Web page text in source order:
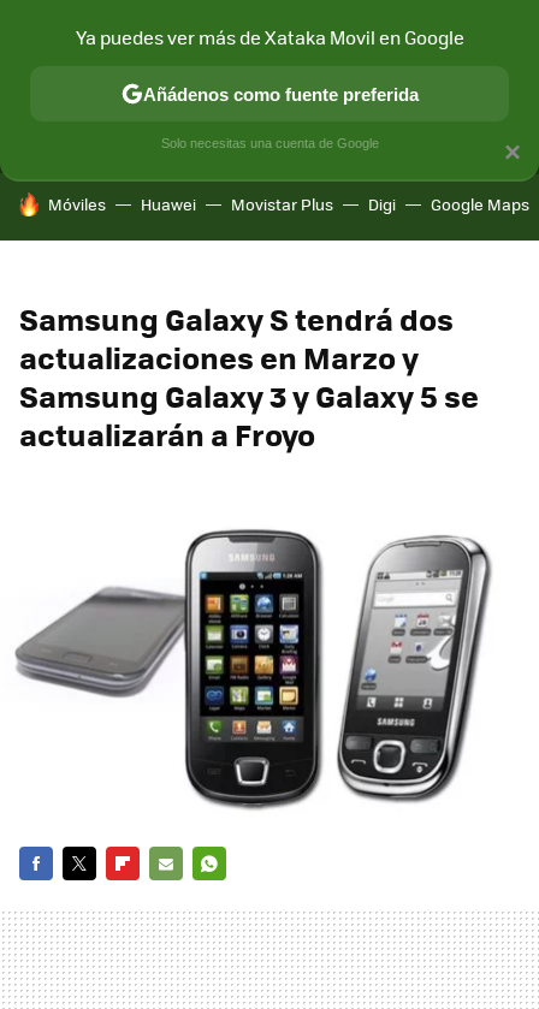
MÓVIL Y SOCIEDAD APLICACIONES
HOY SE HABLA DE
Móviles Huawei Movistar Plus Digi Google Maps
Samsung Galaxy S tendrá dos
actualizaciones en Marzo y
Samsung Galaxy 3 y Galaxy 5 se
actualizarán a Froyo
MAIL
×
Ya puedes ver más de Xataka Movil en Google
Añádenos como fuente preferida
Solo necesitas una cuenta de Google